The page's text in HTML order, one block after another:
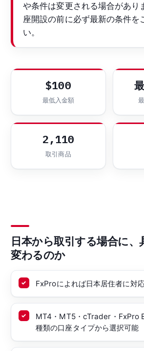
や条件は変更される場合があり
座開設の前に必ず最新の条件を
い。
$100
最低入金額
2,110
取引商品
日本から取引する場合に、
変わるのか
FxProによれば日本居住者に対
MT4・MT5・cTrader・FxPro
種類の口座タイプから選択可能